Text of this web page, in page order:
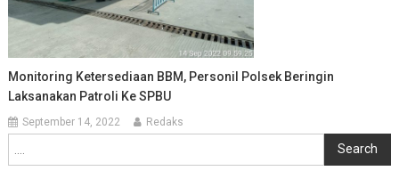
Monitoring Ketersediaan BBM, Personil Polsek Beringin
Laksanakan Patroli Ke SPBU
September 14, 2022 Redaks
Search